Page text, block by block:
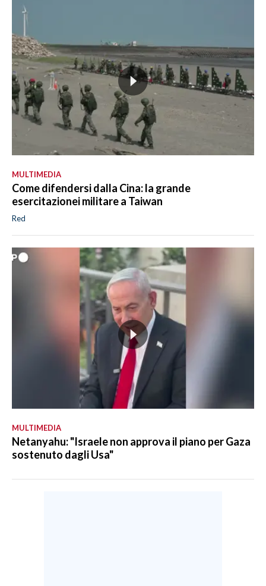
MULTIMEDIA
Come difendersi dalla Cina: la grande
esercitazionei militare a Taiwan
Red
MULTIMEDIA
Netanyahu: "Israele non approva il piano per Gaza
sostenuto dagli Usa"